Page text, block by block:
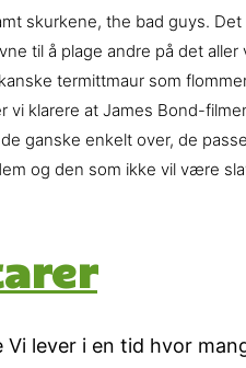
skurkene, the bad guys.
til å plage andre på det
termittmaur som
klarere at James Bond-
ganske enkelt over, de
og den som ikke vil være
lever i en tid hvor